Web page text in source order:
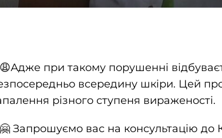
Адже при такому порушенні
всередину шкіри. Цей
різного ступеня вираженості.
Запрошуємо вас на консультацію до